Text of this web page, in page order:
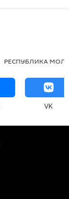
РЕСПУБЛИКА
VK